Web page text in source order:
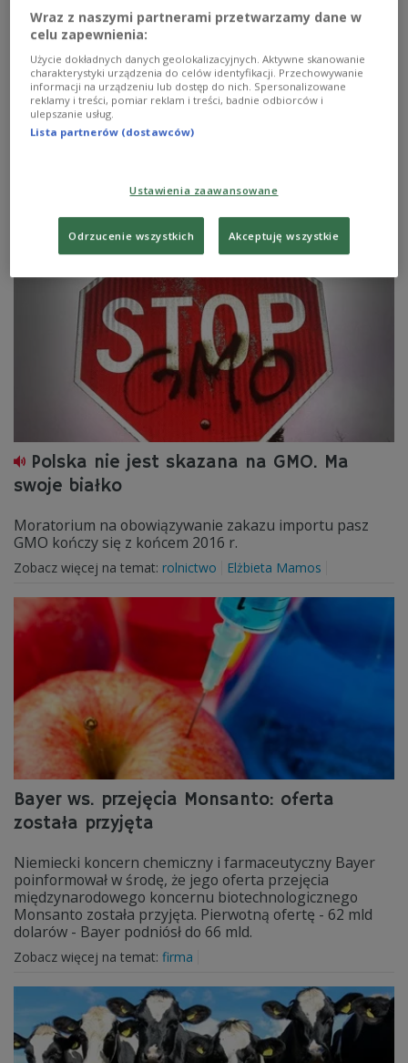
CETA: dla kogo jest ta umowa?
gospodarczo-handlowa CETA między Unią, a Kanadą
Zobacz więcej na temat:CETA Kanada Aleksandra Tycner
Polska nie jest skazana na GMO. Ma
swoje białko
Moratorium na obowiązywanie zakazu importu pasz
GMO kończy się z końcem 2016 r.
Zobacz więcej na temat: rolnictwo Elżbieta Mamos
Bayer ws. przejęcia Monsanto: oferta
została przyjęta
Niemiecki koncern chemiczny i farmaceutyczny Bayer
poinformował w środę, że jego oferta przejęcia
międzynarodowego koncernu biotechnologicznego
Monsanto została przyjęta. Pierwotną ofertę - 62 mld
dolarów - Bayer podniósł do 66 mld.
Zobacz więcej na temat: firma
Wraz z naszymi partnerami przetwarzamy dane w
celu zapewnienia:
Użycie dokładnych danych geolokalizacyjnych. Aktywne skanowanie
charakterystyki urządzenia do celów identyfikacji. Przechowywanie
informacji na urządzeniu lub dostęp do nich. Spersonalizowane
reklamy i treści, pomiar reklam i treści, badnie odbiorców i
ulepszanie usług.
Lista partnerów (dostawców)
Ustawienia zaawansowane
Odrzucenie wszystkich Akceptuję wszystkie